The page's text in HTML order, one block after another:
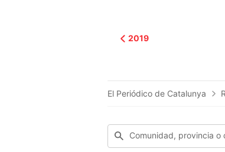
2019
El Periódico de Catalunya
Comunidad, provincia o